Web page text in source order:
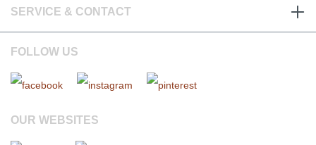
SERVICE & CONTACT
FOLLOW US
OUR WEBSITES